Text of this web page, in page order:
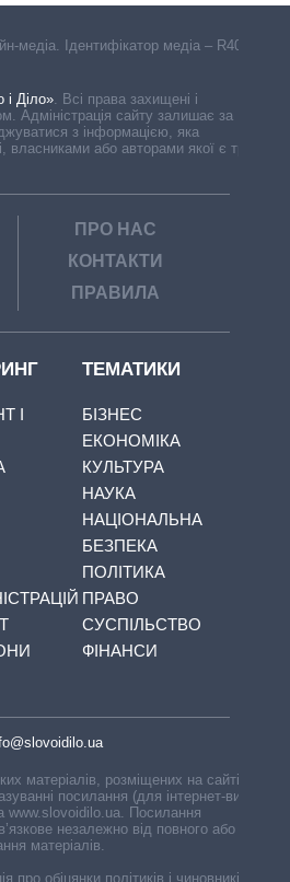
медіа. Ідентифікатор медіа – R40-
і Діло»
Всі права захищені і
Адміністрація сайту залишає за
з інформацією, яка
власниками або авторами якої є треті
ПРО НАС
КОНТАКТИ
ПРАВИЛА
І
ТЕМАТИКИ
БІЗНЕС
ЕКОНОМІКА
КУЛЬТУРА
НАУКА
НАЦІОНАЛЬНА
БЕЗПЕКА
ПОЛІТИКА
ПРАВО
СУСПІЛЬСТВО
ФІНАНСИ
матеріалів, розміщених на сайті,
посилання (для інтернет-видань
www.slovoidilo.ua. Посилання
незалежно від повного або
матеріалів.
про обіцянки політиків і чиновників,